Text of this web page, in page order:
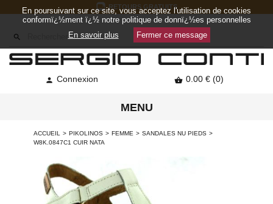
RETOURS GRATUITS

 Connexion  0.00 € (0)
MENU
ACCUEIL PIKOLINOS FEMME
SANDALES NU PIEDS
W8K.0847C1 CUIR NATA
En poursuivant sur ce site, vous acceptez l'utilisation de cookies
conformï¿½ment ï¿½ notre politique de donnï¿½es personnelles
En savoir plus
Fermer ce message